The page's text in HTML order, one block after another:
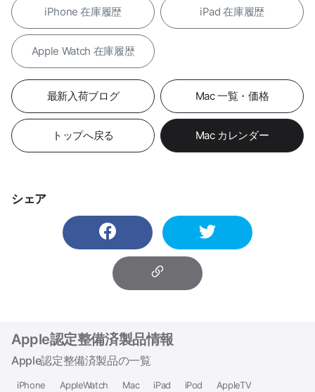
iPhone 在庫履歴 iPad 在庫履歴
Apple Watch 在庫履歴
最新入荷ブログ Mac 一覧・価格
トップへ戻る Mac カレンダー
シェア
Apple認定整備済製品情報
Apple認定整備済製品の一覧
iPhone AppleWatch Mac iPad iPod AppleTV